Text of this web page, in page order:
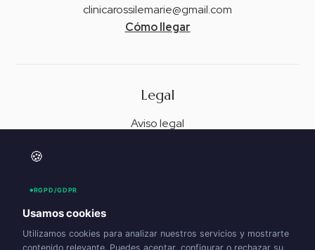
clinicarossilemarie@gmail.com
Cómo llegar
Legal
Aviso legal
🍪
RGPD/GDPR
Usamos cookies
Utilizamos cookies para analizar nuestros servicios y mostrarte
contenido relevante. Puedes aceptar, configurar o rechazar su